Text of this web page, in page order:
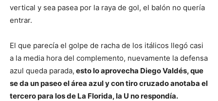
vertical y sea pasea por la raya de gol, el balón no quería
entrar.
El que parecía el golpe de racha de los itálicos llegó casi
a la media hora del complemento, nuevamente la defensa
azul queda parada, esto lo aprovecha Diego Valdés, que
se da un paseo el área azul y con tiro cruzado anotaba el
tercero para los de La Florida, la U no respondía.